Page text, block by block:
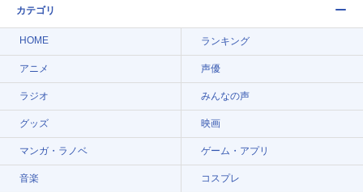
カテゴリ
HOME ランキング
アニメ 声優
ラジオ みんなの声
グッズ 映画
マンガ・ラノベ ゲーム・アプリ
音楽 コスプレ